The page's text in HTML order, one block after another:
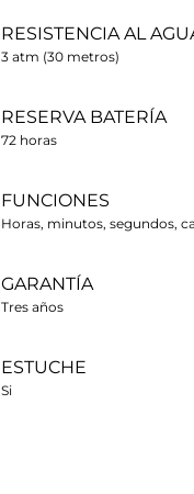
RESISTENCIA AL
3 atm (30 metros)
RESERVA BATERÍA
72 horas
FUNCIONES
Horas, minutos, segundos,
GARANTÍA
Tres años
ESTUCHE
Si